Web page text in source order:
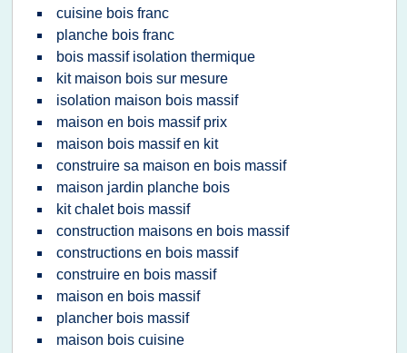
cuisine bois franc
planche bois franc
bois massif isolation thermique
kit maison bois sur mesure
isolation maison bois massif
maison en bois massif prix
maison bois massif en kit
construire sa maison en bois massif
maison jardin planche bois
kit chalet bois massif
construction maisons en bois massif
constructions en bois massif
construire en bois massif
maison en bois massif
plancher bois massif
maison bois cuisine